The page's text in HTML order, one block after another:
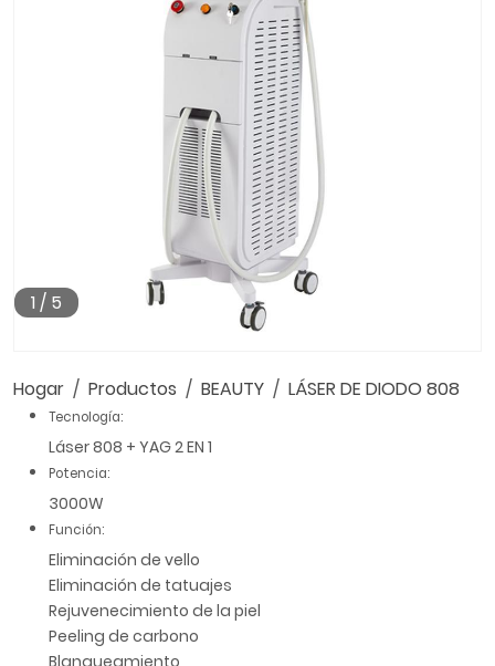
Hogar Productos BEAUTY LÁSER DE DIODO 808
Tecnología:
Láser 808 + YAG 2 EN 1
Potencia:
3000W
Función:
Eliminación de vello
Eliminación de tatuajes
Rejuvenecimiento de la piel
Peeling de carbono
Blanqueamiento
1 / 5